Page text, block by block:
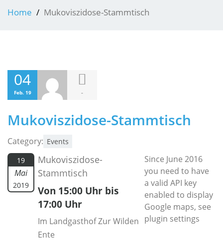
Home Mukoviszidose-Stammtisch
04
Feb. 19 -
Mukoviszidose-Stammtisch
Category: Events
19
Mai
2019
Since June 2016
you need to have
a valid API key
enabled to display
Google maps, see
plugin settings
Mukoviszidose-
Stammtisch
Von 15:00 Uhr bis
17:00 Uhr
Im Landgasthof Zur Wilden
Ente